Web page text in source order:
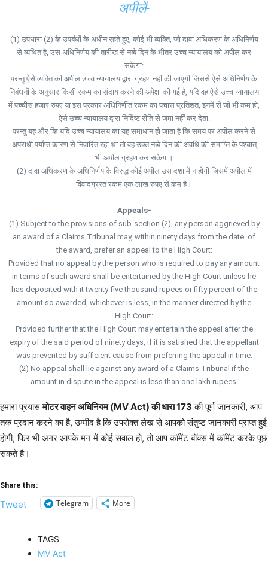
अपीलें-
(1) उपधारा (2) के उपबंधों के अधीन रहते हुए, कोई भी व्यक्ति, जो दावा अधिकरण के अधिनिर्णय
से व्यथित है, उस अधिनिर्णय की तारीख से नब्बे दिन के भीतर उच्च न्यायालय को अपील कर
सकेगा:
परन्तु ऐसे व्यक्ति की अपील उच्च न्यायालय द्वारा ग्रहण नहीं की जाएगी जिससे ऐसे अधिनिर्णय के
निबंधनों के अनुसार किसी रकम का संदाय करने की अपेक्षा की गई है, यदि वह ऐसे उच्च न्यायालय
में पच्चीस हजार रुपए या इस प्रकार अधिनिर्णीत रकम का पचास प्रतिशत, इनमें से जो भी कम हो,
ऐसे उच्च न्यायालय द्वारा निर्दिष्ट रीति से जमा नहीं कर देता:
परन्तु यह और कि यदि उच्च न्यायालय का यह समाधान हो जाता है कि समय पर अपील करने से
अपराधी पर्याप्त कारण से निवारित रहा था तो वह उक्त नब्बे दिन की अवधि की समाप्ति के पश्चात्
भी अपील ग्रहण कर सकेगा।
(2) दावा अधिकरण के अधिनिर्णय के विरुद्ध कोई अपील उस दशा में न होगी जिसमें अपील में
विवादग्रस्त रकम एक लाख रुपए से कम है।
Appeals-
(1) Subject to the provisions of sub-section (2), any person aggrieved by
an award of a Claims Tribunal may, within ninety days from the date. of
the award, prefer an appeal to the High Court:
Provided that no appeal by the person who is required to pay any amount
in terms of such award shall be entertained by the High Court unless he
has deposited with it twenty-five thousand rupees or fifty percent of the
amount so awarded, whichever is less, in the manner directed by the
High Court:
Provided further that the High Court may entertain the appeal after the
expiry of the said period of ninety days, if it is satisfied that the appellant
was prevented by sufficient cause from preferring the appeal in time.
(2) No appeal shall lie against any award of a Claims Tribunal if the
amount in dispute in the appeal is less than one lakh rupees.
हमारा प्रयासमोटर वाहन अधिनियम (MV Act) की धारा 173 की पूर्ण जानकारी, आप
तक प्रदान करने का है, उम्मीद है कि उपरोक्त लेख से आपको संतुष्ट जानकारी प्राप्त हुई
होगी, फिर भी अगर आपके मन में कोई सवाल हो, तो आप कॉमेंट बॉक्स में कॉमेंट करके पूछ
सकते है।
Share this:
Tweet Telegram More
TAGS
MV Act